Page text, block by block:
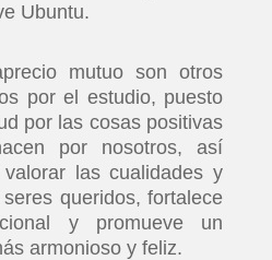
Ubuntu.
mutuo son otros
por el estudio, puesto
por las cosas positivas
por nosotros, así
las cualidades y
queridos, fortalece
y promueve un
armonioso y feliz.